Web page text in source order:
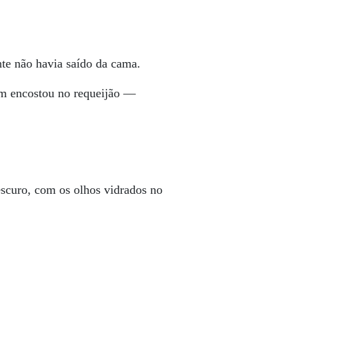
não havia saído da cama.
encostou no requeijão —
com os olhos vidrados no